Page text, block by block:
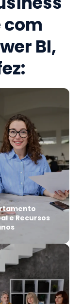
BI,
e Recursos